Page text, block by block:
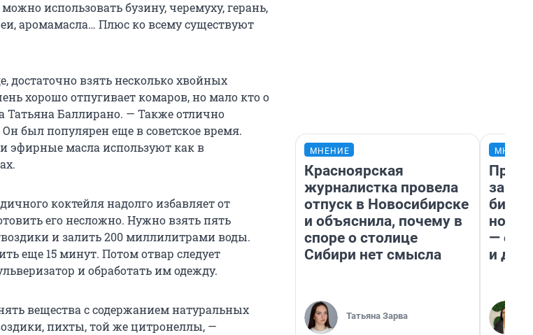
использовать бузину, черемуху, герань,
аромамасла… Плюс ко всему существуют
достаточно взять несколько хвойных
хорошо отпугивает комаров, но мало кто о
Татьяна Баллирано. — Также отлично
был популярен еще в советское время.
эфирные масла используют как в
коктейля надолго избавляет от
его несложно. Нужно взять пять
и залить 200 миллилитрами воды.
еще 15 минут. Потом отвар следует
и обработать им одежду.
вещества с содержанием натуральных
пихты, той же цитронеллы, —
МНЕНИЕ
Красноярская
журналистка провела
отпуск в Новосибирске
и объяснила, почему в
споре о столице
Сибири нет смысла
Татьяна Зарва
— он
и